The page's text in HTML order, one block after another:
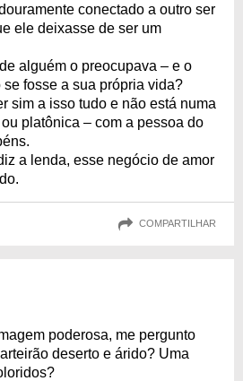
conectado a outro ser
ele deixasse de ser um
alguém o preocupava – e o
fosse a sua própria vida?
sim a isso tudo e não está numa
platônica – com a pessoa do
a lenda, esse negócio de amor
COMPARTILHAR
poderosa, me pergunto
deserto e árido? Uma